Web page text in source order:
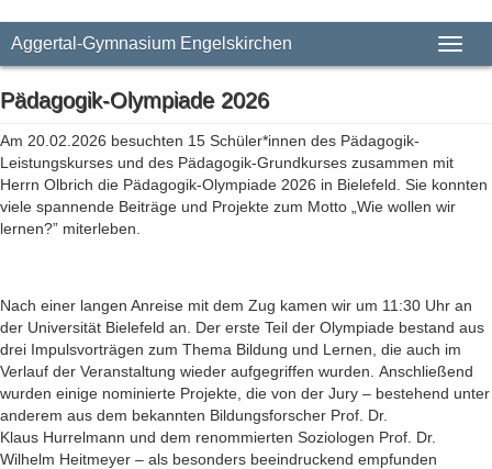
Aggertal-Gymnasium Engelskirchen
Pädagogik-Olympiade 2026
Am 20.02.2026 besuchten 15 Schüler*innen des Pädagogik-
Leistungskurses und des Pädagogik-Grundkurses zusammen mit
Herrn Olbrich die Pädagogik-Olympiade 2026 in Bielefeld. Sie konnten
viele spannende Beiträge und Projekte zum Motto „Wie wollen wir
lernen?” miterleben.
Nach einer langen Anreise mit dem Zug kamen wir um 11:30 Uhr an
der Universität Bielefeld an. Der erste Teil der Olympiade bestand aus
drei Impulsvorträgen zum Thema Bildung und Lernen, die auch im
Verlauf der Veranstaltung wieder aufgegriffen wurden. Anschließend
wurden einige nominierte Projekte, die von der Jury – bestehend unter
anderem aus dem bekannten Bildungsforscher Prof. Dr.
Klaus Hurrelmann und dem renommierten Soziologen Prof. Dr.
Wilhelm Heitmeyer – als besonders beeindruckend empfunden